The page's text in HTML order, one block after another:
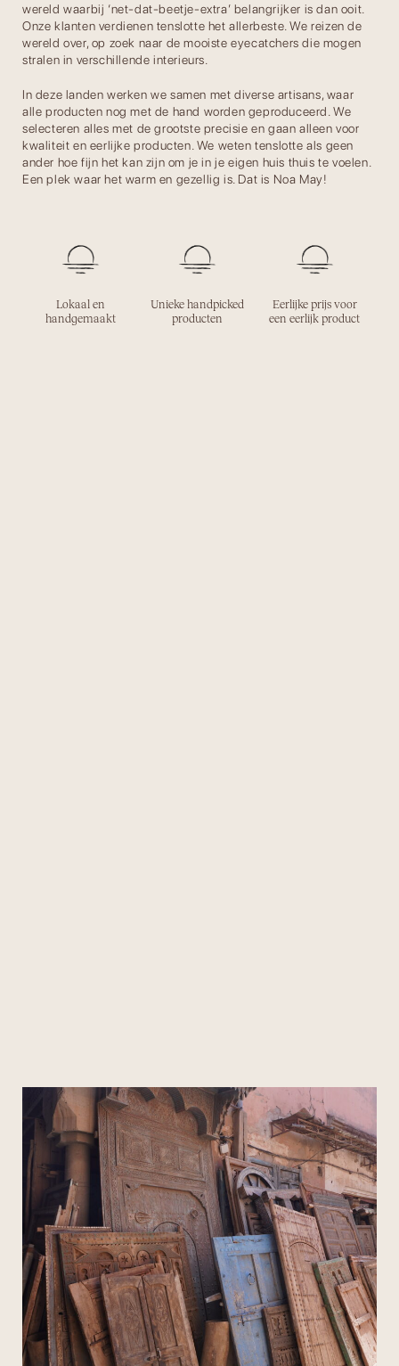
wereld waarbij ‘net-dat-beetje-extra’ belangrijker is dan ooit.
Onze klanten verdienen tenslotte het allerbeste. We reizen de
wereld over, op zoek naar de mooiste eyecatchers die mogen
stralen in verschillende interieurs.
In deze landen werken we samen met diverse artisans, waar
alle producten nog met de hand worden geproduceerd. We
selecteren alles met de grootste precisie en gaan alleen voor
kwaliteit en eerlijke producten. We weten tenslotte als geen
ander hoe fijn het kan zijn om je in je eigen huis thuis te voelen.
Een plek waar het warm en gezellig is. Dat is Noa May!
Lokaal en
handgemaakt
Unieke handpicked
producten
Eerlijke prijs voor
een eerlijk product